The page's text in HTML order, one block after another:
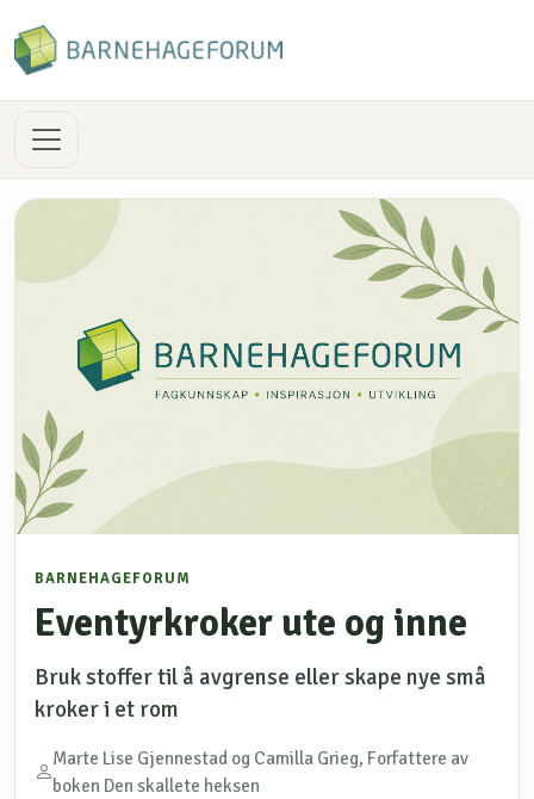
BARNEHAGEFORUM
Eventyrkroker ute og inne
Bruk stoffer til å avgrense eller skape nye små
kroker i et rom
Marte Lise Gjennestad og Camilla Grieg, Forfattere av
boken Den skallete heksen